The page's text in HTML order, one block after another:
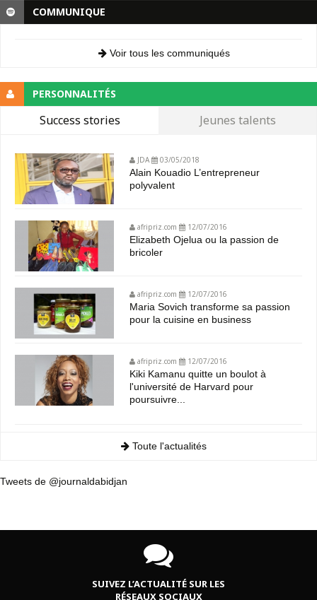
COMMUNIQUE
Voir tous les communiqués
PERSONNALITÉS
Success stories Jeunes talents
JDA 03/05/2018
Alain Kouadio L’entrepreneur
polyvalent
afripriz.com 12/07/2016
Elizabeth Ojelua ou la passion de
bricoler
afripriz.com 12/07/2016
Maria Sovich transforme sa passion
pour la cuisine en business
afripriz.com 12/07/2016
Kiki Kamanu quitte un boulot à
l'université de Harvard pour
poursuivre...
Toute l'actualités
Tweets de @journaldabidjan
SUIVEZ L’ACTUALITÉ SUR LES
RÉSEAUX SOCIAUX